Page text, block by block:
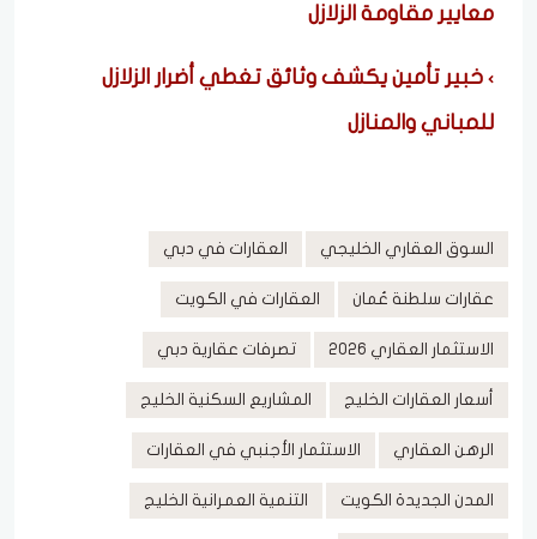
معايير مقاومة الزلازل
خبير تأمين يكشف وثائق تغطي أضرار الزلازل
للمباني والمنازل
السوق العقاري الخليجي العقارات في دبي
عقارات سلطنة عُمان العقارات في الكويت
الاستثمار العقاري 2026 تصرفات عقارية دبي
أسعار العقارات الخليج المشاريع السكنية الخليج
الرهن العقاري الاستثمار الأجنبي في العقارات
المدن الجديدة الكويت التنمية العمرانية الخليج